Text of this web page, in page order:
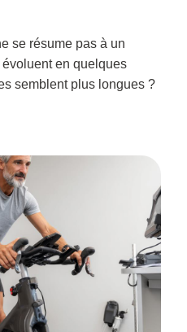
se résume pas à un
en quelques
semblent plus longues ?